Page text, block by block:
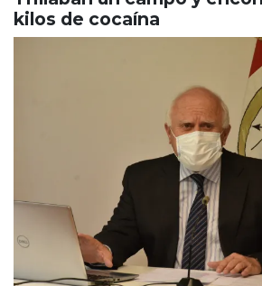
kilos de cocaína